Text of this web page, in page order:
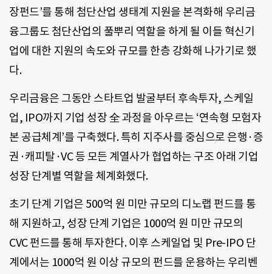
장펀드’를 통해 첨단산업 생태계 지원을 본격화해 우리금
융그룹도 첨단산업의 풀뿌리 역할을 하게 될 이들 혁신기
업에 대한 지원의 속도와 규모를 한층 강화해 나가기로 했
다.
우리금융은 그동안 스타트업 발굴부터 후속투자, 스케일
업, IPO까지 기업 성장 全 과정을 아우르는 ‘연속형 모험자
본 공급체계’를 구축했다. 특히 지주사를 중심으로 은행·증
권·캐피탈·VC 등 모든 계열사가 협업하는 구조 아래 기업
성장 단계별 역할을 체계화했다.
초기 단계 기업은 500억 원 미만 규모의 디노랩 펀드를 통
해 지원하고, 성장 단계 기업은 1000억 원 미만 규모의
CVC 펀드를 통해 투자한다. 이후 스케일업 및 Pre-IPO 단
계에서는 1000억 원 이상 규모의 펀드를 운용하는 우리벤